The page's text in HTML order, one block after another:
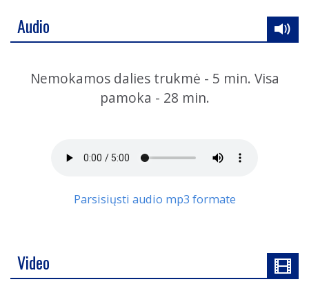
Audio
Nemokamos dalies trukmė - 5 min. Visa
pamoka - 28 min.
Parsisiųsti audio mp3 formate
Video